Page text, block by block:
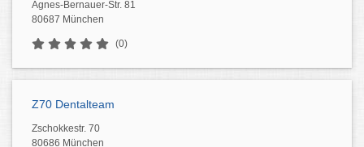
Agnes-Bernauer-Str. 81
80687 München
(0)
Z70 Dentalteam
Zschokkestr. 70
80686 München